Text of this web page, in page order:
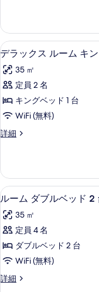
の
す
べ
て
の
写
真
を
す
る
の
詳
細
ル
ー
ム
テ
ラ
ス
の
す
の
写
真
を
表
示
す
る
1
ベ
ッ
ル
ー
テ
ラ
の
デ
ラ
ッ
ク
ス
ル
ー
キ
ン
グ
ベ
ッ
ド
1
台
10
デラックス ルーム キ
35 ㎡
定員 2 名
キングベッド 1 台
WiFi (無料)
詳細
デ
ス
ル
ー
キ
ン
ベ
ッ
1
ル
ー
ム
ダ
ブ
ル
ベ
5
ルーム ダブルベッド 2
35 ㎡
定員 4 名
ダブルベッド 2 台
WiFi (無料)
詳細
ル